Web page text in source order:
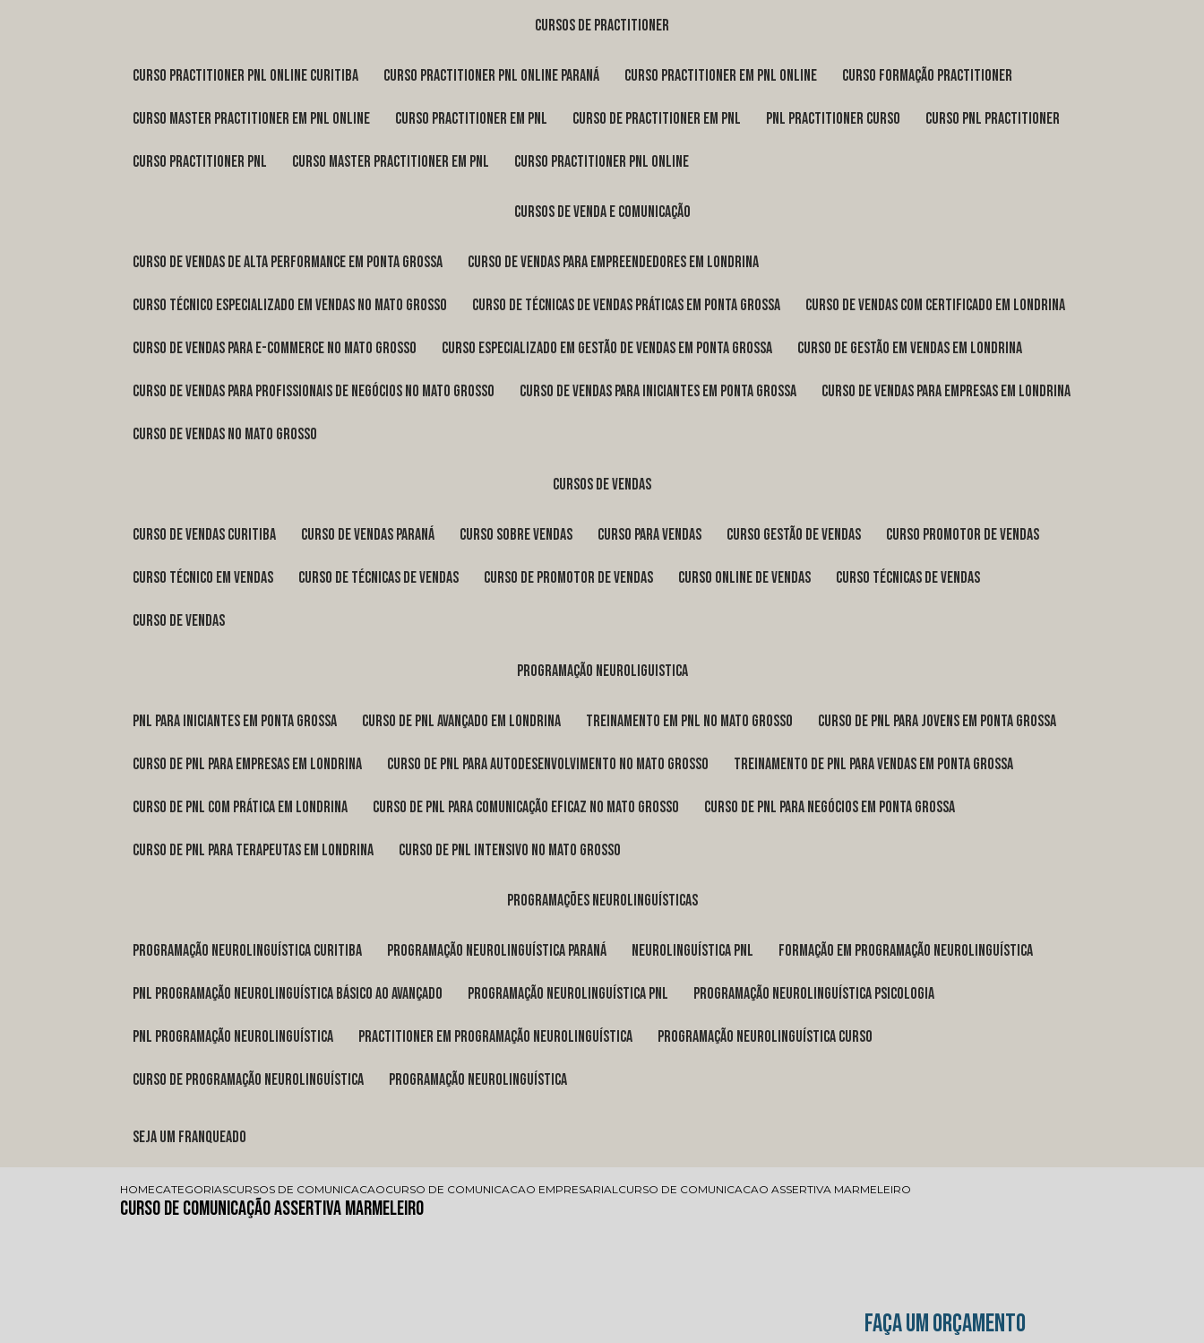
cursos de practitioner
curso practitioner pnl online Curitiba curso practitioner pnl online Paraná curso practitioner em pnl online curso formação practitioner
curso master practitioner em pnl online curso practitioner em pnl curso de practitioner em pnl pnl practitioner curso curso pnl practitioner
curso practitioner pnl curso master practitioner em pnl curso practitioner pnl online
cursos de venda e comunicação
curso de vendas de alta performance em Ponta Grossa curso de vendas para empreendedores em Londrina
curso técnico especializado em vendas no Mato Grosso curso de técnicas de vendas práticas em Ponta Grossa curso de vendas com certificado em Londrina
curso de vendas para e-commerce no Mato Grosso curso especializado em gestão de vendas em Ponta Grossa curso de gestão em vendas em Londrina
curso de vendas para profissionais de negócios no Mato Grosso curso de vendas para iniciantes em Ponta Grossa curso de vendas para empresas em Londrina
curso de vendas no Mato Grosso
cursos de vendas
curso de vendas Curitiba curso de vendas Paraná curso sobre vendas curso para vendas curso gestão de vendas curso promotor de vendas
curso técnico em vendas curso de técnicas de vendas curso de promotor de vendas curso online de vendas curso técnicas de vendas
curso de vendas
programação neuroliguistica
pnl para iniciantes em Ponta Grossa curso de pnl avançado em Londrina treinamento em pnl no Mato Grosso curso de pnl para jovens em Ponta Grossa
curso de pnl para empresas em Londrina curso de pnl para autodesenvolvimento no Mato Grosso treinamento de pnl para vendas em Ponta Grossa
curso de pnl com prática em Londrina curso de pnl para comunicação eficaz no Mato Grosso curso de pnl para negócios em Ponta Grossa
curso de pnl para terapeutas em Londrina curso de pnl intensivo no Mato Grosso
programações neurolinguísticas
programação neurolinguística Curitiba programação neurolinguística Paraná neurolinguística pnl formação em programação neurolinguística
pnl programação neurolinguística básico ao avançado programação neurolinguística pnl programação neurolinguística psicologia
pnl programação neurolinguística practitioner em programação neurolinguística programação neurolinguística curso
curso de programação neurolinguística programação neurolinguística
Seja um franqueado
HOMECATEGORIASCURSOS DE COMUNICACAOCURSO DE COMUNICACAO EMPRESARIALCURSO DE COMUNICACAO ASSERTIVA MARMELEIRO
Curso de Comunicação Assertiva Marmeleiro
FAÇA UM ORÇAMENTO